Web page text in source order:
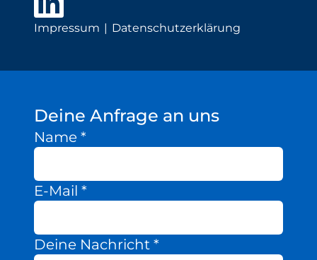
Impressum Datenschutzerklärung
Deine Anfrage an uns
Name *
E-Mail *
Deine Nachricht *